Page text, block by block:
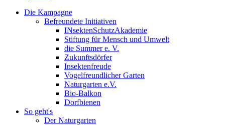
Die Kampagne
Befreundete Initiativen
INsektenSchutzAkademie
Stiftung für Mensch und Umwelt
die Summer e. V.
Zukunftsdörfer
Insektenfreude
Vogelfreundlicher Garten
Naturgarten e.V.
Bio-Balkon
Dorfbienen
So geht's
Der Naturgarten